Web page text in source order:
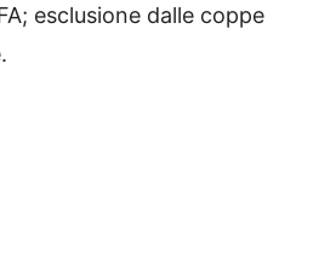
esclusione dalle coppe